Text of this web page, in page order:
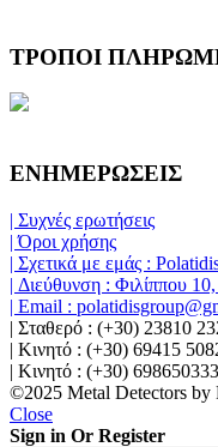
ΤΡΟΠΟΙ
ΕΝΗΜΕΡΩΣΕΙΣ
| Συχνές ερωτήσεις
| Όροι χρήσης
| Σχετικά με εμάς :
| Διεύθυνση : Φιλίππου
| Email :
| Σταθερό : (+30) 23810
| Κινητό : (+30) 69415
| Κινητό : (+30)
©2025 Metal Detectors by
Close
Sign in Or Register